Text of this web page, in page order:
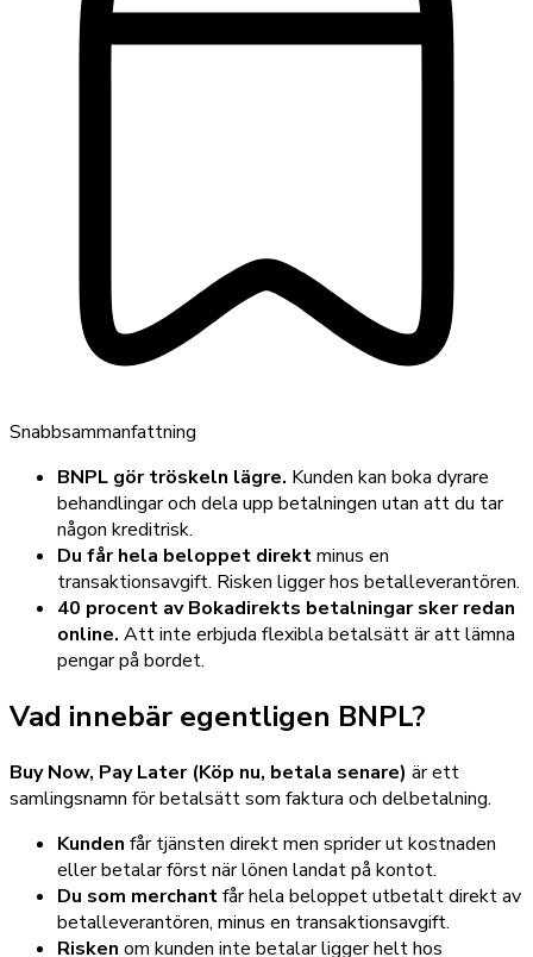
Snabbsammanfattning
BNPL gör tröskeln lägre. Kunden kan boka dyrare
behandlingar och dela upp betalningen utan att du tar
någon kreditrisk.
Du får hela beloppet direktminus en
transaktionsavgift. Risken ligger hos betalleverantören.
40 procent av Bokadirekts betalningar sker redan
online. Att inte erbjuda flexibla betalsätt är att lämna
pengar på bordet.
Vad innebär egentligen BNPL?
Buy Now, Pay Later (Köp nu, betala senare) är ett
samlingsnamn för betalsätt som faktura och delbetalning.
Kunden får tjänsten direkt men sprider ut kostnaden
eller betalar först när lönen landat på kontot.
Du som merchantfår hela beloppet utbetalt direkt av
betalleverantören, minus en transaktionsavgift.
Risken om kunden inte betalar ligger helt hos